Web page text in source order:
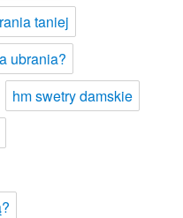
taniej
ubrania?
hm swetry damskie